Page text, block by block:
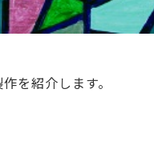
を紹介します。